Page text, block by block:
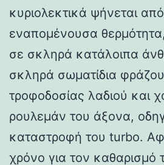
κυριολεκτικά ψήνεται
εναπομένουσα
σε σκληρά κατάλοιπα
σκληρά σωματίδια
τροφοδοσίας λαδιού και
ρουλεμάν του άξονα,
καταστροφή του turbo.
χρόνο για τον καθαρισμό